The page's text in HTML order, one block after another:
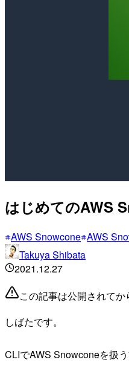
はじめてのAWS
AWS Snowcone AWS
Takuya Shibata
2021.12.27
この記事は公開されて
しばたです。
CLIでAWS Snowconeを扱